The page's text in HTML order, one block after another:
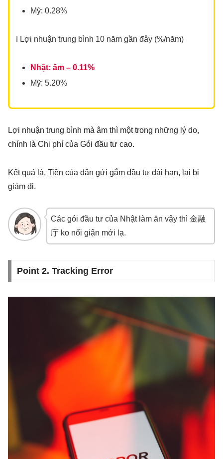
Mỹ: 0.28%
ℹ️ Lợi nhuận trung bình 10 năm gần đây (%/năm)
Nhật: âm – 0.11%
Mỹ: 5.20%
Lợi nhuận trung bình mà âm thì một trong những lý do,
chính là Chi phí của Gói đầu tư cao.
Kết quả là, Tiền của dân gửi gắm đầu tư dài hạn, lại bị
giảm đi.
Các gói đầu tư của Nhật làm ăn vậy thì 金融
庁 ko nổi giận mới lạ.
Point 2. Tracking Error